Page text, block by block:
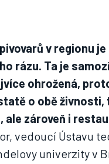
v regionu je
rázu. Ta je
ohrožená,
o obě živnosti,
ale zároveň i
vedoucí Ústavu
univerzity v